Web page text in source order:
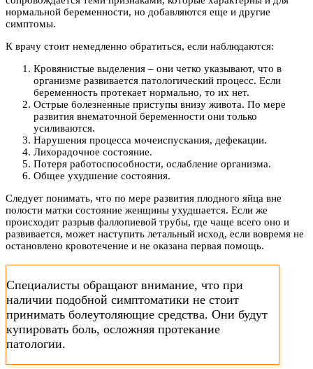
нормальной беременности, но добавляются еще и другие
симптомы.
К врачу стоит немедленно обратиться, если наблюдаются:
Кровянистые выделения – они четко указывают, что в
организме развивается патологический процесс. Если
беременность протекает нормально, то их нет.
Острые болезненные приступы внизу живота. По мере
развития внематочной беременности они только
усиливаются.
Нарушения процесса мочеиспускания, дефекации.
Лихорадочное состояние.
Потеря работоспособности, ослабление организма.
Общее ухудшение состояния.
Следует понимать, что по мере развития плодного яйца вне
полости матки состояние женщины ухудшается. Если же
происходит разрыв фаллопиевой трубы, где чаще всего оно и
развивается, может наступить летальный исход, если вовремя не
остановлено кровотечение и не оказана первая помощь.
Специалисты обращают внимание, что при
наличии подобной симптоматики не стоит
принимать болеутоляющие средства. Они будут
купировать боль, осложняя протекание
патологии.